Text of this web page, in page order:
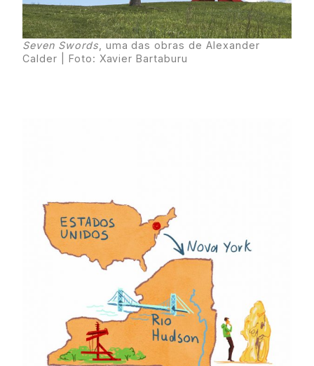
Seven Swords , uma das obras de Alexander
Calder | Foto: Xavier Bartaburu